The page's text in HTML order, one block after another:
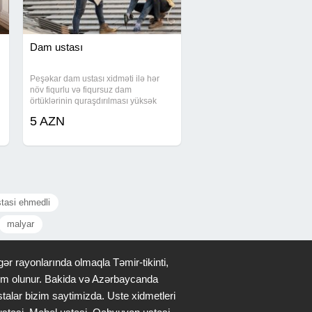
Dam ustası
Peşəkar dam ustası xidməti ilə hər
növ fiqurlu və fiqursuz dam
örtüklərinin quraşdırılması yüksək
İstər sadə ev damı, istərsə də
üçün ən uyğun
5 AZN
ehmedli
malyar
rayonlarında olmaqla Təmir-tikinti,
olunur. Bakida və Azərbaycanda
bizim saytimizda. Uste xidmetleri